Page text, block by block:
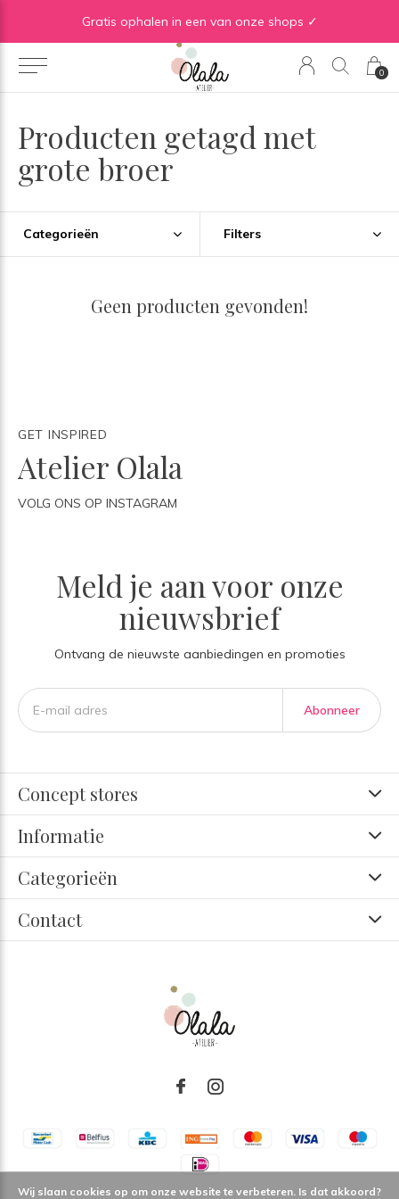
0
Gratis ophalen in een van onze shops ✓
Producten getagd met
grote broer
Categorieën Filters
Geen producten gevonden!
GET INSPIRED
Atelier Olala
VOLG ONS OP INSTAGRAM
Meld je aan voor onze
nieuwsbrief
Ontvang de nieuwste aanbiedingen en promoties
Abonneer
Concept stores
Informatie
Categorieën
Contact
Wij slaan cookies op om onze website te verbeteren. Is dat akkoord?